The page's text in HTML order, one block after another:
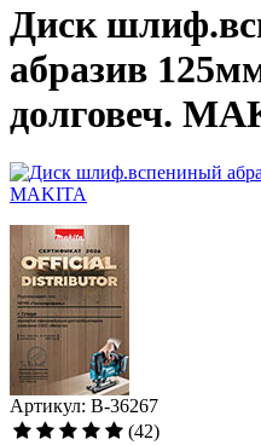
Диск
абразив
долговеч.
Артикул: B-36267
(42)